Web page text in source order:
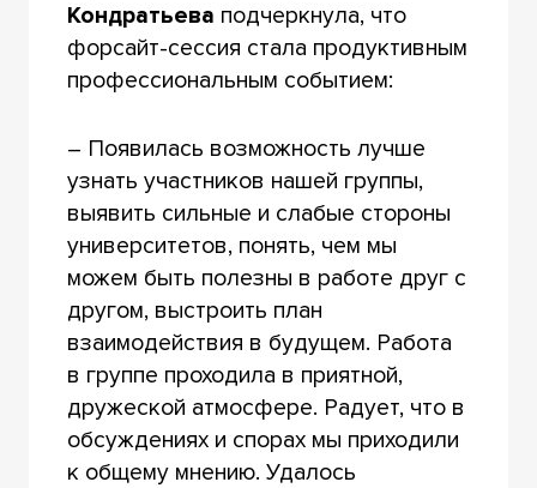
Кондратьева подчеркнула, что
форсайт-сессия стала продуктивным
профессиональным событием:
– Появилась возможность лучше
узнать участников нашей группы,
выявить сильные и слабые стороны
университетов, понять, чем мы
можем быть полезны в работе друг с
другом, выстроить план
взаимодействия в будущем. Работа
в группе проходила в приятной,
дружеской атмосфере. Радует, что в
обсуждениях и спорах мы приходили
к общему мнению. Удалось